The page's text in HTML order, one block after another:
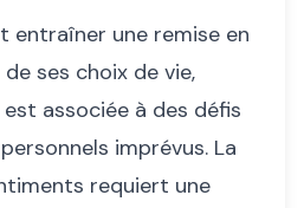
entraîner une remise en
ses choix de vie,
associée à des défis
imprévus. La
requiert une